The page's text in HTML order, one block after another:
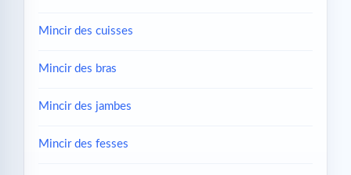
Mincir des cuisses
Mincir des bras
Mincir des jambes
Mincir des fesses